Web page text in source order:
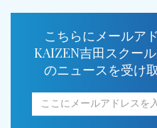
こちらにメールア
KAIZEN吉田スクー
のニュースを受け